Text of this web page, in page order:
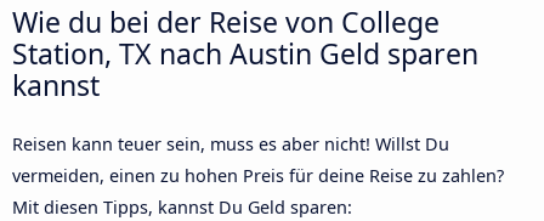
Wie du bei der Reise von College
Station, TX nach Austin Geld sparen
kannst
Reisen kann teuer sein, muss es aber nicht! Willst Du
vermeiden, einen zu hohen Preis für deine Reise zu zahlen?
Mit diesen Tipps, kannst Du Geld sparen: